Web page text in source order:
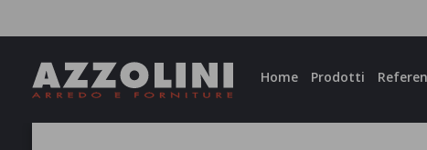
Home Prodotti